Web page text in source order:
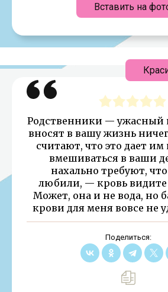
Вставить на
Родственники — ужасный
вносят в вашу жизнь
считают, что это дает им
вмешиваться в ваши
нахально требуют,
любили, — кровь видите
Может, она и не вода, но
крови для меня вовсе не
Поделиться: